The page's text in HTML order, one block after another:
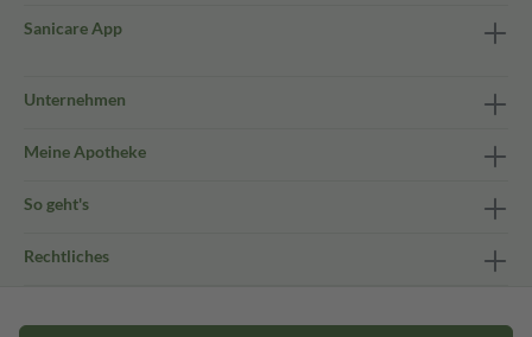
Sanicare App
Unternehmen
Meine Apotheke
So geht's
Rechtliches